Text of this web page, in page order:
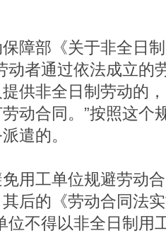
部《关于非全日制
动者通过依法成立
供非全日制劳动的
动合同。”按照这个
遣的。
工单位规避劳动合
后的《劳动合同法
位不得以非全日制用